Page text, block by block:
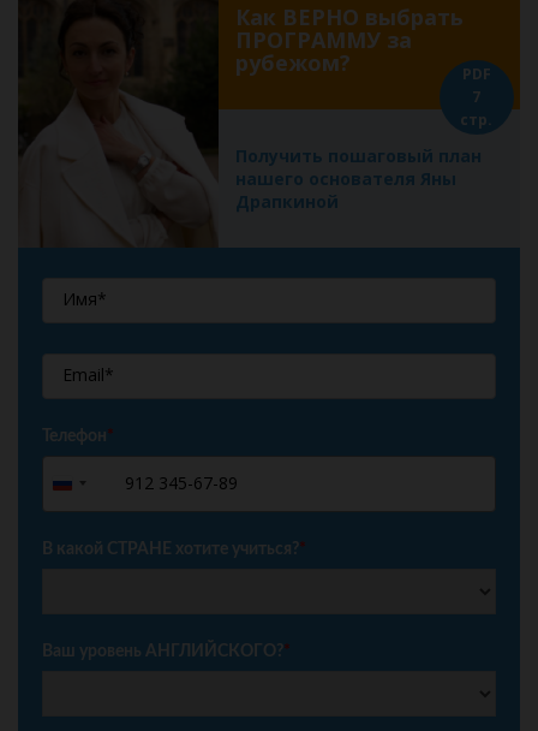
Как ВЕРНО выбрать
ПРОГРАММУ за
рубежом?
Получить пошаговый план
нашего основателя Яны
Драпкиной
PDF
7
стр.
Телефон*
Russia
+7
В какой СТРАНЕ хотите учиться?*
Ваш уровень АНГЛИЙСКОГО?*